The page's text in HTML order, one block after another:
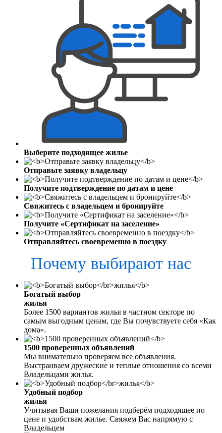
Выберите подходящее жилье
Отправьте заявку владельцу
Получите подтверждение по датам и цене
Свяжитесь с владельцем и бронируйте
Получите «Сертификат на заселение»
Отправляйтесь своевременно в поездку
Почему выбирают нас
Богатый выбор
жилья
Более 1500 вариантов жилья в частном секторе по
самым выгодным ценам, где Вы почувствуете себя «Как
дома».
1500 проверенных объявлений
Мы внимательно проверяем все объявления.
Выстраиваем дружеские и теплые отношения со всеми
Владельцами жилья.
Удобный подбор
жилья
Учитывая Ваши пожелания подберём подходящее по
цене и удобствам жилье. Свяжем Вас напрямую с
Владельцем